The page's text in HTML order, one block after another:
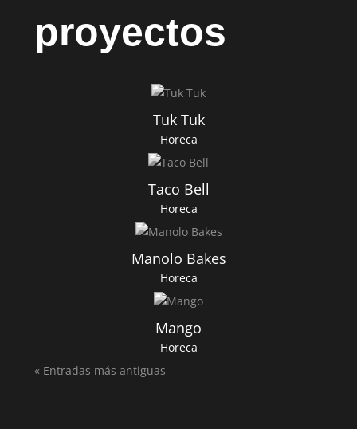
proyectos
Tuk Tuk
Horeca
Taco Bell
Horeca
Manolo Bakes
Horeca
Mango
Horeca
« Entradas más antiguas